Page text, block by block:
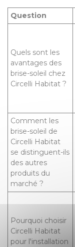
Question
Quels sont les
avantages des
brise-soleil chez
Circelli Habitat ?
Comment les
brise-soleil de
Circelli Habitat
se distinguent-ils
des autres
produits du
marché ?
Pourquoi choisir
Circelli Habitat
pour l'installation